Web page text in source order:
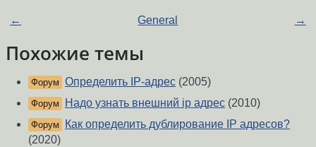
← General →
Похожие темы
Форум Определить IP-адрес (2005)
Форум Надо узнать внешний ip адрес (2010)
Форум
Как определить дублирование IP адресов?
(2020)